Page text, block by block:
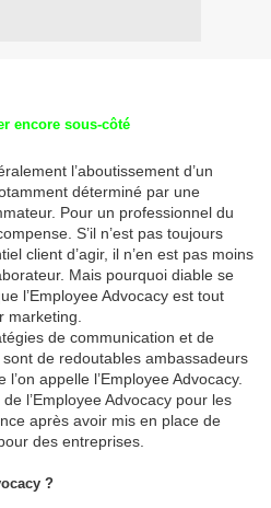
encore sous-côté
l’aboutissement d’un
déterminé par une
Pour un professionnel du
S’il n’est pas toujours
client d’agir, il n’en est pas moins
Mais pourquoi diable se
l’Employee Advocacy est tout
marketing.
de communication et de
de redoutables ambassadeurs
l’on appelle l’Employee Advocacy.
l’Employee Advocacy pour les
après avoir mis en place de
des entreprises.
?